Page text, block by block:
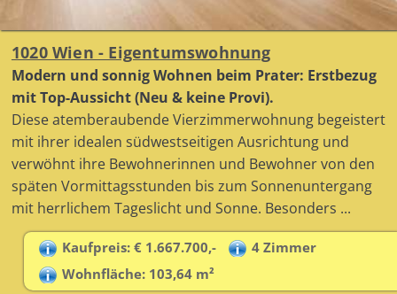
1020 Wien - Eigentumswohnung
Modern und sonnig Wohnen beim Prater: Erstbezug
mit Top-Aussicht (Neu & keine Provi).
Diese atemberaubende Vierzimmerwohnung begeistert
mit ihrer idealen südwestseitigen Ausrichtung und
verwöhnt ihre Bewohnerinnen und Bewohner von den
späten Vormittagsstunden bis zum Sonnenuntergang
mit herrlichem Tageslicht und Sonne. Besonders ...
Kaufpreis: € 1.667.700,-
4 Zimmer
Wohnfläche: 103,64 m²